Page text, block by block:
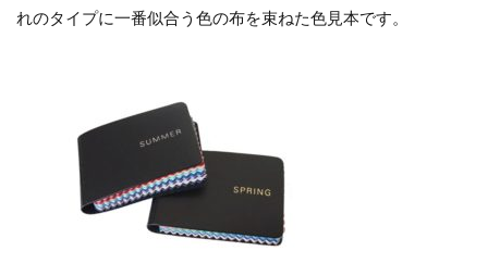
れのタイプに一番似合う色の布を束ねた色見本です。